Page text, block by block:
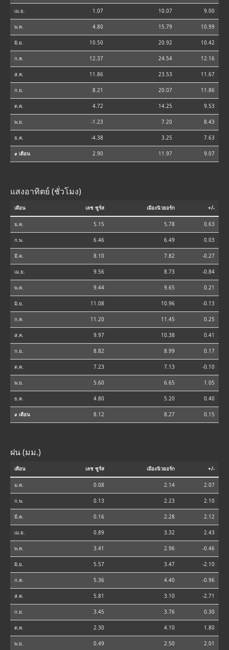
เม.ย. 1.07 10.07 9.00
พ.ค. 4.80 15.79 10.99
มิ.ย. 10.50 20.92 10.42
ก.ค. 12.37 24.54 12.16
ส.ค. 11.86 23.53 11.67
ก.ย. 8.21 20.07 11.86
ต.ค. 4.72 14.25 9.53
พ.ย. -1.23 7.20 8.43
ธ.ค. -4.38 3.25 7.63
⌀ เดือน 2.90 11.97 9.07
แสงอาทิตย์ (ชั่วโมง)
เดือน เลช ซูร์ส เมืองนิวยอร์ก +/-
ม.ค. 5.15 5.78 0.63
ก.พ. 6.46 6.49 0.03
มี.ค. 8.10 7.82 -0.27
เม.ย. 9.56 8.73 -0.84
พ.ค. 9.44 9.65 0.21
มิ.ย. 11.08 10.96 -0.13
ก.ค. 11.20 11.45 0.25
ส.ค. 9.97 10.38 0.41
ก.ย. 8.82 8.99 0.17
ต.ค. 7.23 7.13 -0.10
พ.ย. 5.60 6.65 1.05
ธ.ค. 4.80 5.20 0.40
⌀ เดือน 8.12 8.27 0.15
ฝน (มม.)
เดือน เลช ซูร์ส เมืองนิวยอร์ก +/-
ม.ค. 0.08 2.14 2.07
ก.พ. 0.13 2.23 2.10
มี.ค. 0.16 2.28 2.12
เม.ย. 0.89 3.32 2.43
พ.ค. 3.41 2.96 -0.46
มิ.ย. 5.57 3.47 -2.10
ก.ค. 5.36 4.40 -0.96
ส.ค. 5.81 3.10 -2.71
ก.ย. 3.45 3.76 0.30
ต.ค. 2.30 4.10 1.80
พ.ย. 0.49 2.50 2.01